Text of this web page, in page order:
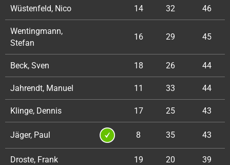
Wüstenfeld, Nico 14 32 46
Wentingmann,
Stefan
16 29 45
Beck, Sven 18 26 44
Jahrendt, Manuel 11 33 44
Klinge, Dennis 17 25 43
Jäger, Paul 8 35 43
Droste, Frank 19 20 39